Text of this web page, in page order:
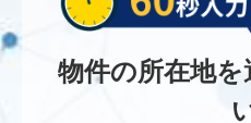
物件の所在地